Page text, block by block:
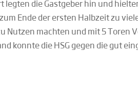
legten die Gastgeber hin und
Ende der ersten Halbzeit zu
Nutzen machten und mit 5 Toren
konnte die HSG gegen die gut